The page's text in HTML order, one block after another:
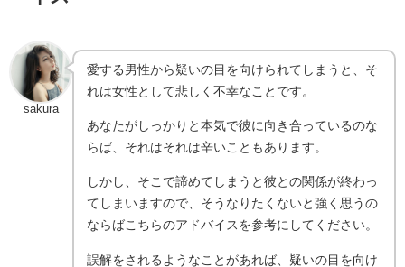
sakura
愛する男性から疑いの目を向けられてしまうと、そ
れは女性として悲しく不幸なことです。
あなたがしっかりと本気で彼に向き合っているのな
らば、それはそれは辛いこともあります。
しかし、そこで諦めてしまうと彼との関係が終わっ
てしまいますので、そうなりたくないと強く思うの
ならばこちらのアドバイスを参考にしてください。
誤解をされるようなことがあれば、疑いの目を向け